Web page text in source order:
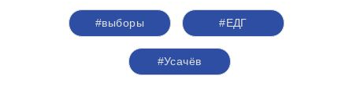
#выборы #ЕДГ
#Усачёв